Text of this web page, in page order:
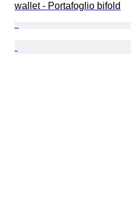
wallet - Portafoglio bifold